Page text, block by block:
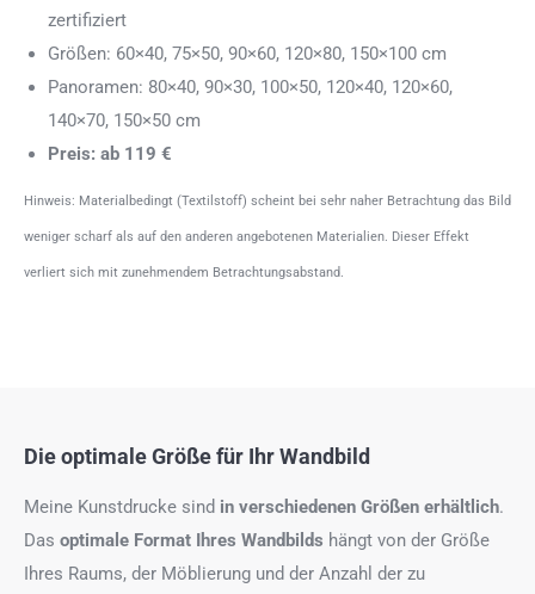
zertifiziert
Größen: 60×40, 75×50, 90×60, 120×80, 150×100 cm
Panoramen: 80×40, 90×30, 100×50, 120×40, 120×60,
140×70, 150×50 cm
Preis: ab 119 €
Hinweis: Materialbedingt (Textilstoff) scheint bei sehr naher Betrachtung das Bild
weniger scharf als auf den anderen angebotenen Materialien. Dieser Effekt
verliert sich mit zunehmendem Betrachtungsabstand.
Die optimale Größe für Ihr Wandbild
Meine Kunstdrucke sind in verschiedenen Größen erhältlich.
Das optimale Format Ihres Wandbilds hängt von der Größe
Ihres Raums, der Möblierung und der Anzahl der zu